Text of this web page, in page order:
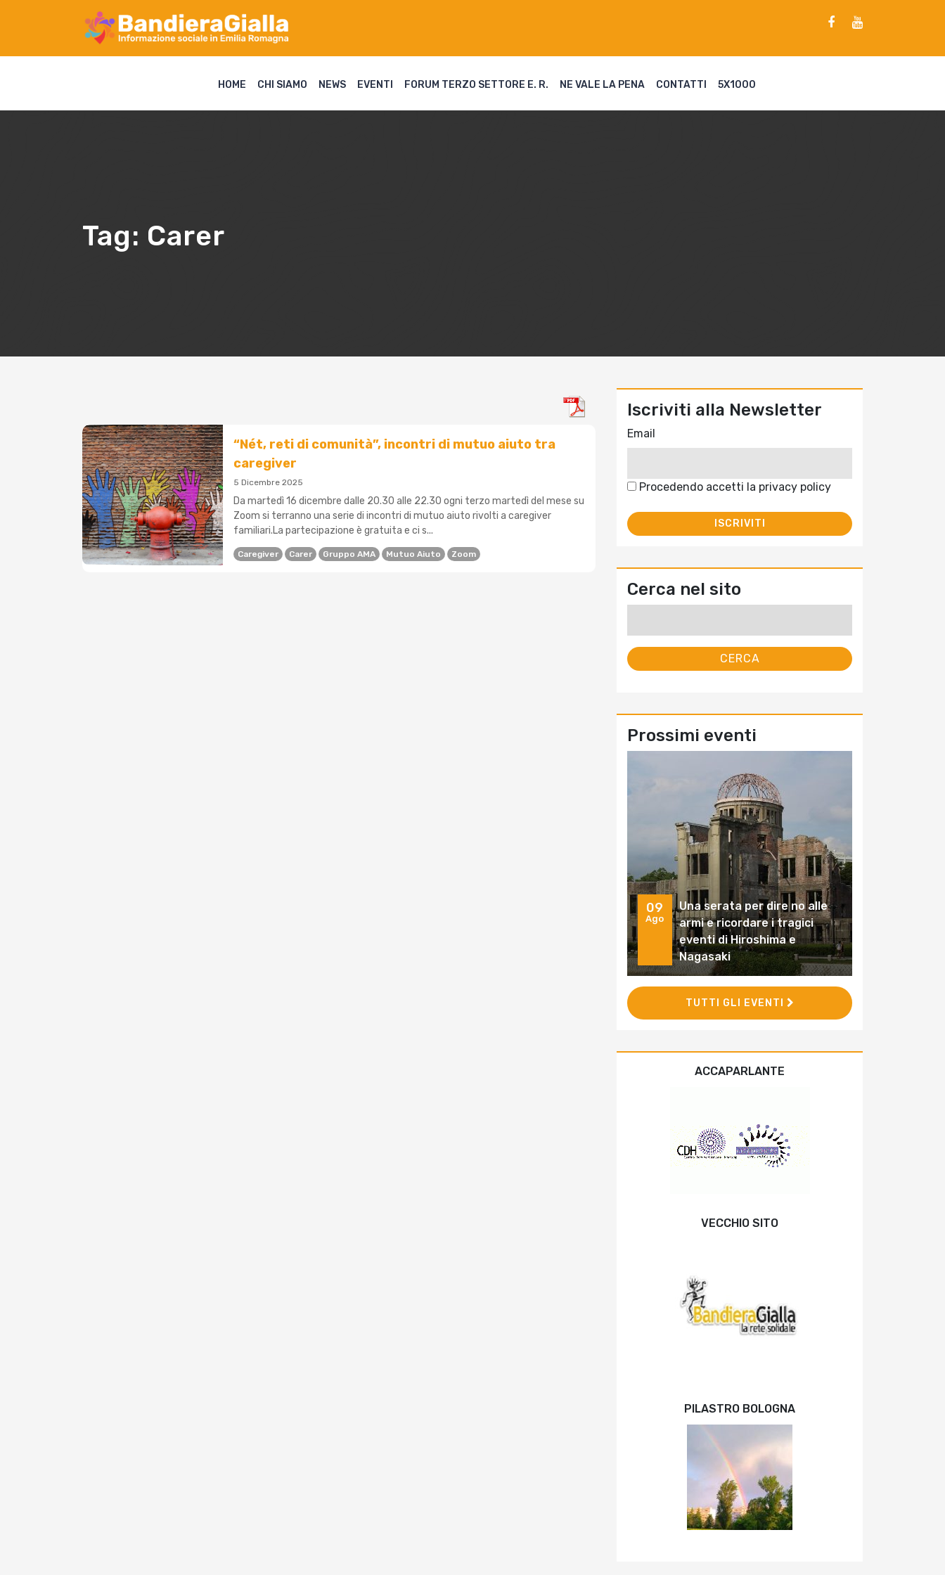
HOME CHI SIAMO NEWS EVENTI FORUM TERZO SETTORE E. R. NE VALE LA PENA CONTATTI 5X1000
Tag: Carer
“Nét, reti di comunità”, incontri di mutuo aiuto tra
caregiver
5 Dicembre 2025
Da martedì 16 dicembre dalle 20.30 alle 22.30 ogni terzo martedì del mese su
Zoom si terranno una serie di incontri di mutuo aiuto rivolti a caregiver
familiari.La partecipazione è gratuita e ci s...
Caregiver Carer Gruppo AMA Mutuo Aiuto Zoom
Iscriviti alla Newsletter
Email
Procedendo accetti la privacy policy
Cerca nel sito
Prossimi eventi
09
Ago
Una serata per dire no alle
armi e ricordare i tragici
eventi di Hiroshima e
Nagasaki
TUTTI GLI EVENTI
ACCAPARLANTE
VECCHIO SITO
PILASTRO BOLOGNA